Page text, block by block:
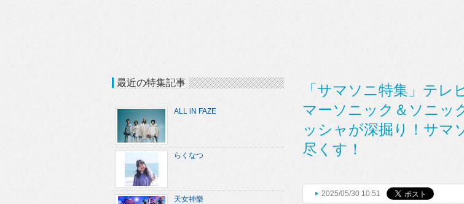
「サマソニ特集」テレ
マーソニック＆ソニッ
ッシャが深掘り！サマ
尽くす！
2025/05/30 10:51
最近の特集記事
ALL iN FAZE
らくなつ
天女神樂